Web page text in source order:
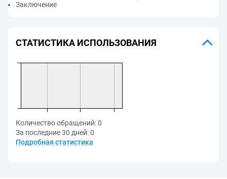
Заключение
СТАТИСТИКА ИСПОЛЬЗОВАНИЯ
Количество обращений:0
За последние 30 дней:0
Подробная статистика